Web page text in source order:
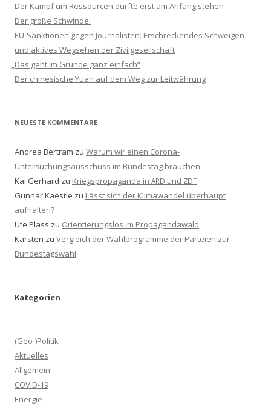
Der Kampf um Ressourcen dürfte erst am Anfang stehen
Der große Schwindel
EU-Sanktionen gegen Journalisten: Erschreckendes Schweigen
und aktives Wegsehen der Zivilgesellschaft
„Das geht im Grunde ganz einfach“
Der chinesische Yuan auf dem Weg zur Leitwährung
NEUESTE KOMMENTARE
Andrea Bertram zu Warum wir einen Corona-
Untersuchungsausschuss im Bundestag brauchen
Kai Gerhard zu Kriegspropaganda in ARD und ZDF
Gunnar Kaestle zu Lässt sich der Klimawandel überhaupt
aufhalten?
Ute Plass zu Orientierungslos im Propagandawald
Karsten zu Vergleich der Wahlprogramme der Parteien zur
Bundestagswahl
Kategorien
(Geo-)Politik
Aktuelles
Allgemein
COVID-19
Energie